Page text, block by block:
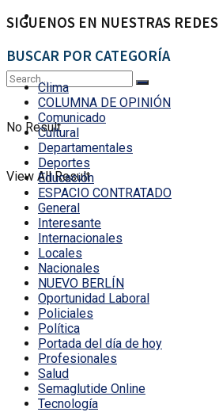
No Result
View All Result
SIGUENOS EN NUESTRAS REDES
BUSCAR POR CATEGORÍA
Clima
COLUMNA DE OPINIÓN
Comunicado
Cultural
Departamentales
Deportes
Educación
ESPACIO CONTRATADO
General
Interesante
Internacionales
Locales
Nacionales
NUEVO BERLÍN
Oportunidad Laboral
Policiales
Política
Portada del día de hoy
Profesionales
Salud
Semaglutide Online
Tecnología